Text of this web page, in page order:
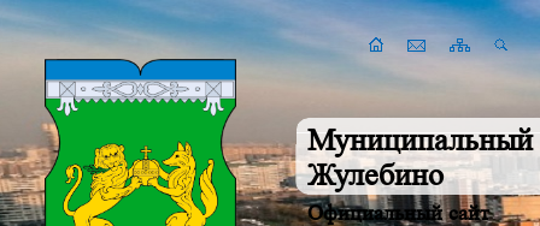
Муниципальный
Жулебино
Официальный сайт